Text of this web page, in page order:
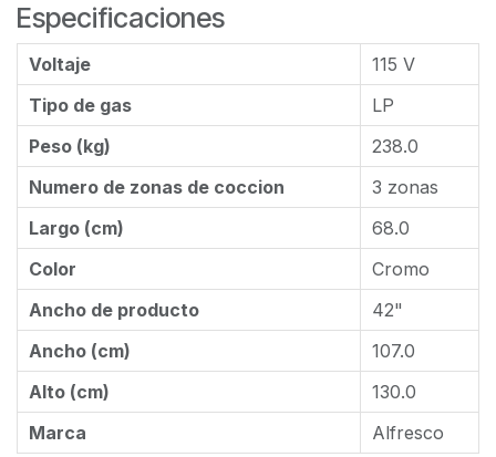
Especificaciones
Voltaje
115 V
Tipo de gas
LP
Peso (kg)
238.0
Numero de zonas de coccion
3 zonas
Largo (cm)
68.0
Color
Cromo
Ancho de producto
42"
Ancho (cm)
107.0
Alto (cm)
130.0
Marca
Alfresco